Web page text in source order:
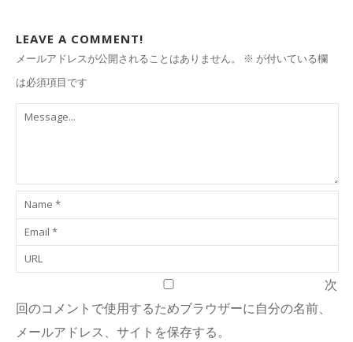
LEAVE A COMMENT!
メールアドレスが公開されることはありません。 ※ が付いている欄
は必須項目です
次
回のコメントで使用するためブラウザーに自分の名前、
メールアドレス、サイトを保存する。